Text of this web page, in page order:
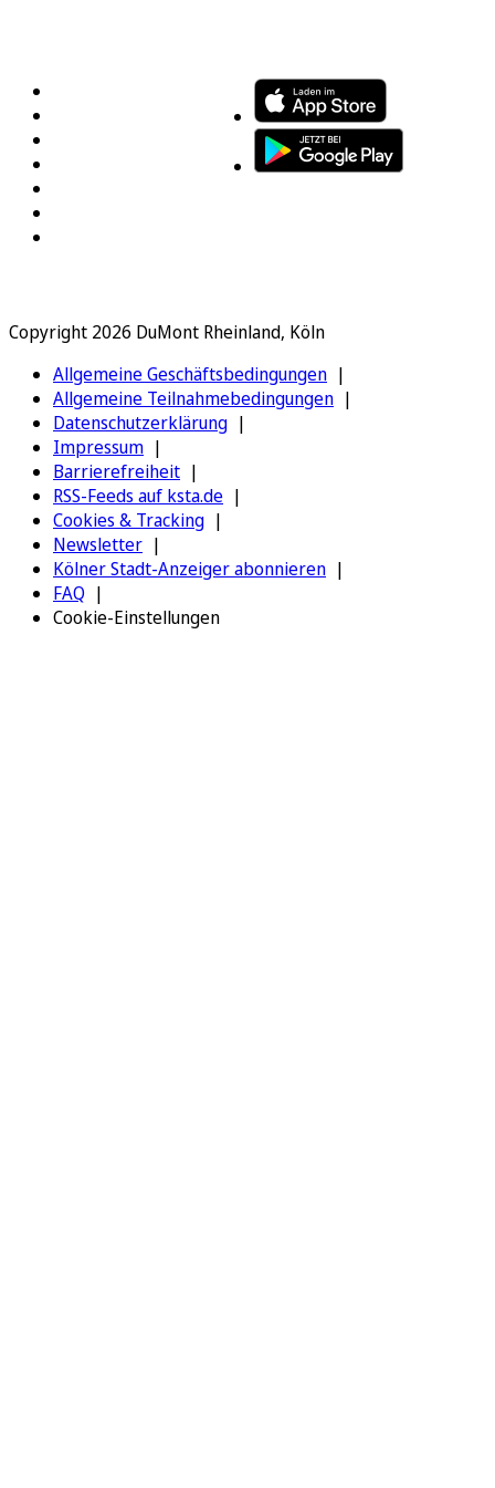
Copyright 2026 DuMont Rheinland, Köln
Allgemeine Geschäftsbedingungen
Allgemeine Teilnahmebedingungen
Datenschutzerklärung
Impressum
Barrierefreiheit
RSS-Feeds auf ksta.de
Cookies & Tracking
Newsletter
Kölner Stadt-Anzeiger abonnieren
FAQ
Cookie-Einstellungen